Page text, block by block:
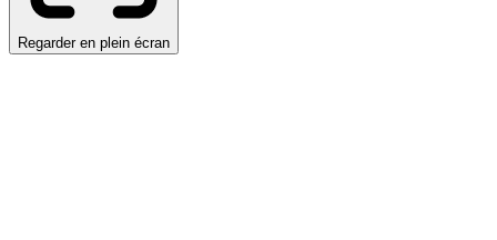
Regarder en plein écran